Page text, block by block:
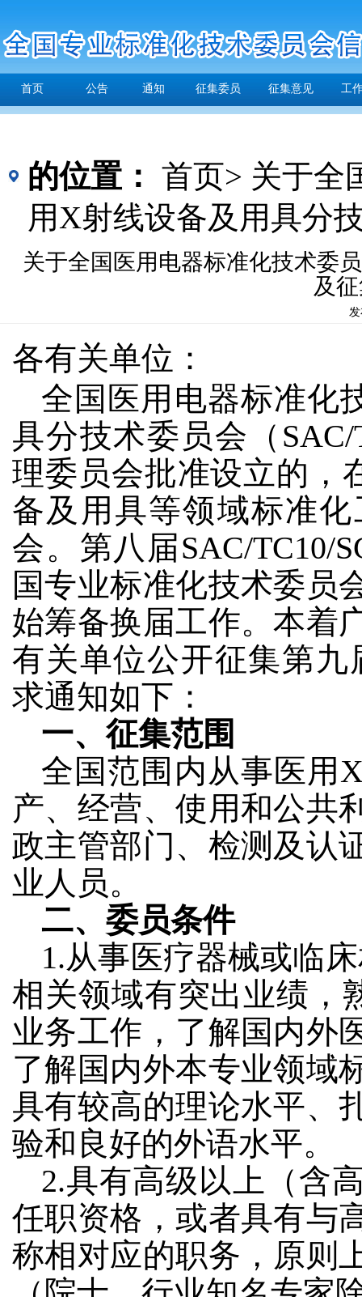
首页 公告 通知 征集委员 征集意见 工
的位置： 首页> 关于全
用X射线设备及用具分
关于全国医用电器标准化技术委
及
发
各有关单位：
全国医用电器标准化
具分技术委员会（
理委员会批准设立的，
备及用具等领域标准
会。第八届SAC/TC10/
国专业标准化技术委员
始筹备换届工作。本着
有关单位公开征集第九
求通知如下：
一、征集范围
全国范围内从事医用
产、经营、使用和公共
政主管部门、检测及认
业人员。
二、委员条件
1.从事医疗器械或临
相关领域有突出业绩，
业务工作，了解国内外
了解国内外本专业领域
具有较高的理论水平、
验和良好的外语水平。
2.具有高级以上（含
任职资格，或者具有与
称相对应的职务，原则